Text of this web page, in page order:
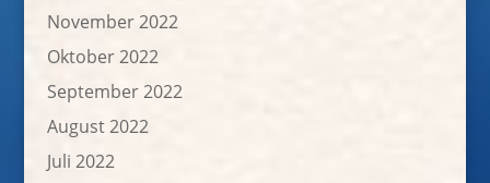
November 2022
Oktober 2022
September 2022
August 2022
Juli 2022